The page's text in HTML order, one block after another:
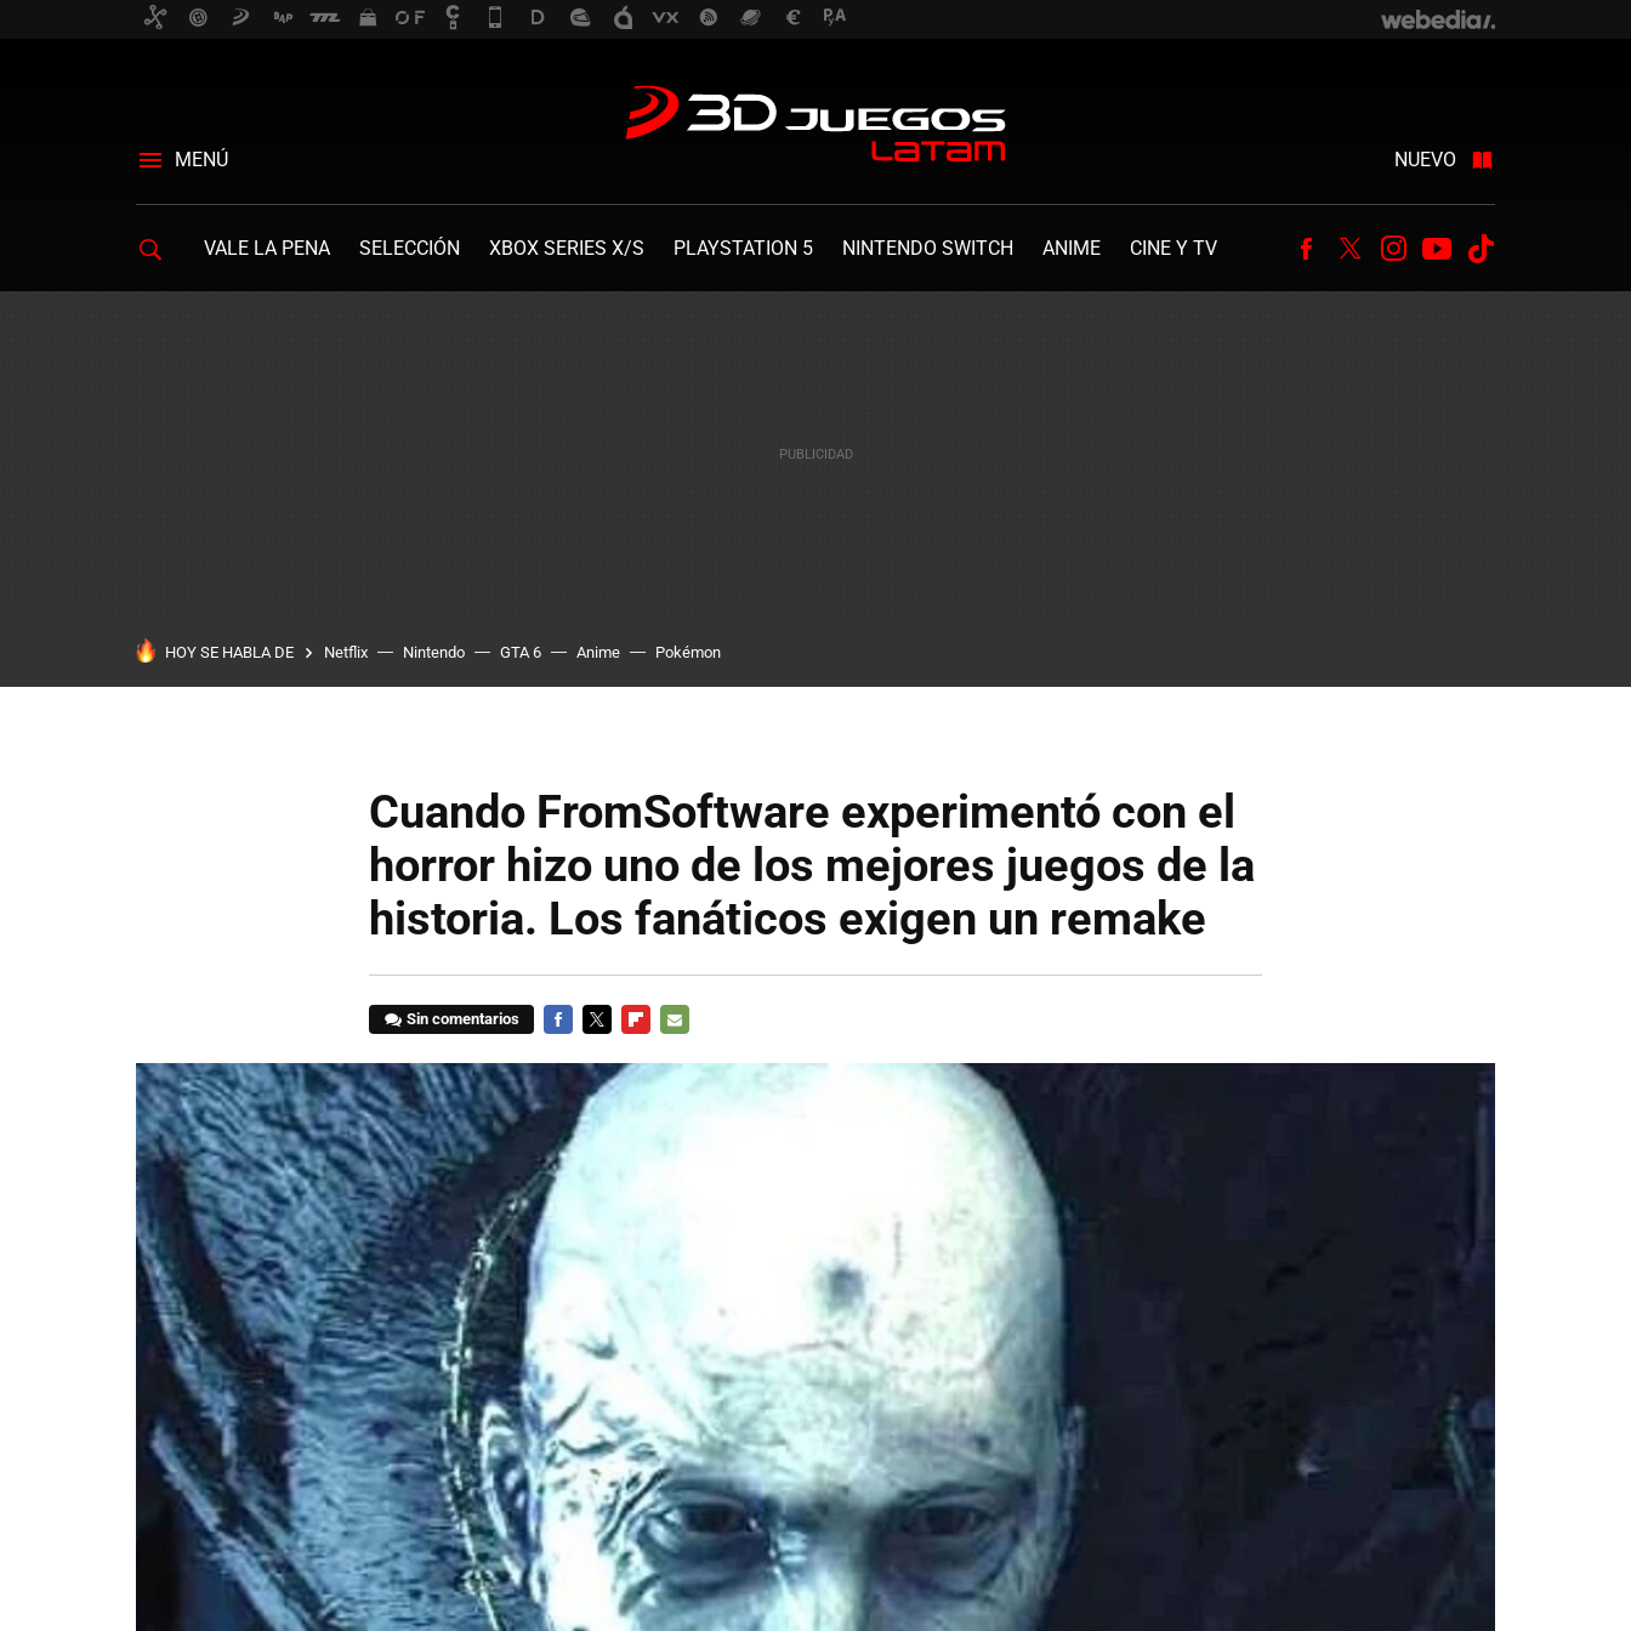
MENÚ NUEVO
VALE LA PENA SELECCIÓN XBOX SERIES X/S PLAYSTATION 5 NINTENDO SWITCH ANIME CINE Y TV Facebook
TwitterInstagram
Youtube
HOY SE HABLA DE Netflix Nintendo GTA 6 Anime Pokémon
Cuando FromSoftware experimentó con el
horror hizo uno de los mejores juegos de la
historia. Los fanáticos exigen un remake
Sin comentarios
MAIL